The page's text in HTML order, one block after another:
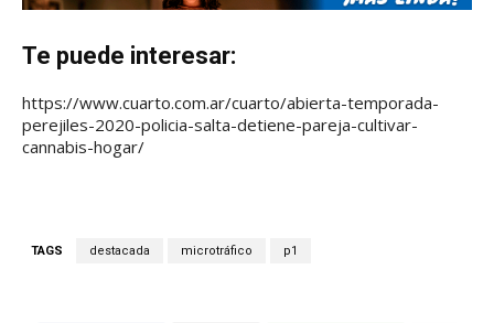
Te puede interesar:
https://www.cuarto.com.ar/cuarto/abierta-temporada-
perejiles-2020-policia-salta-detiene-pareja-cultivar-
cannabis-hogar/
TAGS destacada microtráfico p1